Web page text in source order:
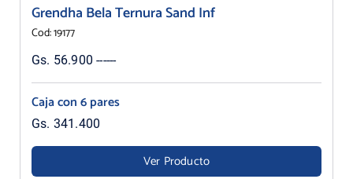
Grendha Bela Ternura Sand Inf
Cod: 19177
Gs. 56.900 ------
Caja con 6 pares
Gs. 341.400
Ver Producto